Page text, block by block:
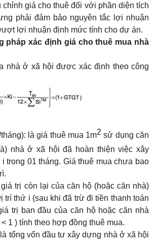
chỉnh giá cho thuê đối với phần diện tích
phải đảm bảo nguyên tắc lợi nhuận
lợi nhuận định mức tính cho dự án.
pháp xác định giá cho thuê mua nhà
nhà ở xã hội được xác định theo công
là giá thuê mua 1m2 sử dụng căn
nhà ở xã hội đã hoàn thiện việc xây
trong 01 tháng. Giá thuê mua chưa bao
trị còn lại của căn hộ (hoặc căn nhà)
trí thứ i (sau khi đã trừ đi tiền thanh toán
trị ban đầu của căn hộ hoặc căn nhà
1 ) tính theo hợp đồng thuê mua.
tổng vốn đầu tư xây dựng nhà ở xã hội